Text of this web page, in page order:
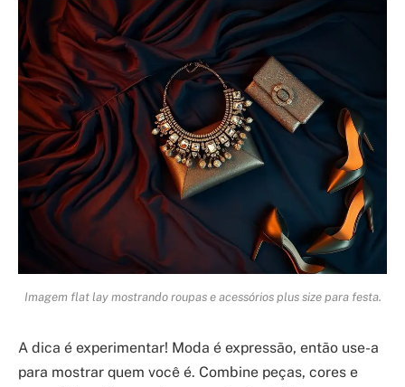
Imagem flat lay mostrando roupas e acessórios plus size para festa.
A dica é experimentar! Moda é expressão, então use-a
para mostrar quem você é. Combine peças, cores e